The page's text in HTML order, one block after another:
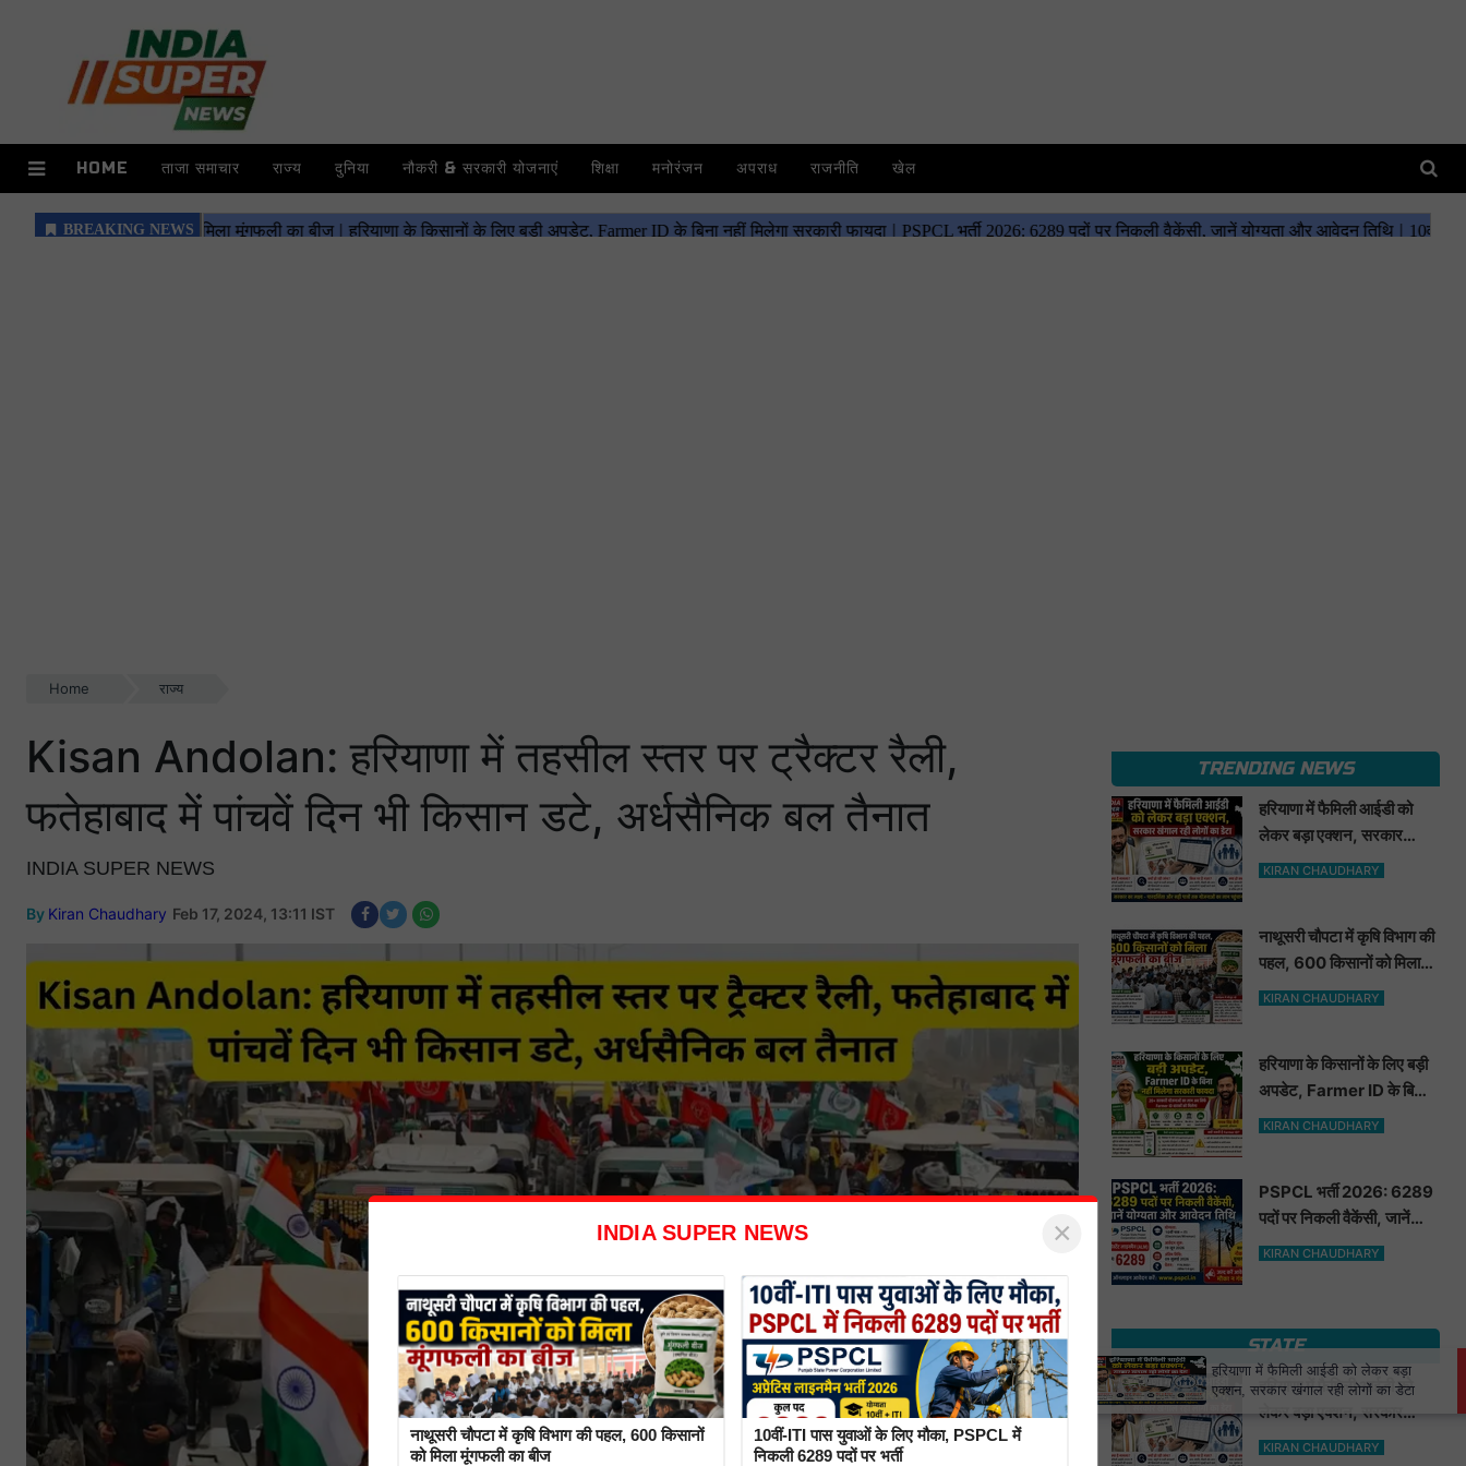
HOME ताजा समाचार राज्य दुनिया नौकरी & सरकारी योजनाएं शिक्षा मनोरंजन अपराध राजनीति खेल
Home राज्य
Kisan Andolan: हरियाणा में तहसील स्तर पर ट्रैक्टर रैली,
फतेहाबाद में पांचवें दिन भी किसान डटे, अर्धसैनिक बल तैनात
INDIA SUPER NEWS
By Kiran Chaudhary Feb 17, 2024, 13:11 IST
TRENDING NEWS
हरियाणा में फैमिली आईडी को
लेकर बड़ा एक्शन, सरकार
खंगाल रही लोगों का डेटा
KIRAN CHAUDHARY
नाथूसरी चौपटा में कृषि विभाग की
पहल, 600 किसानों को मिला
मूंगफली का बीज
KIRAN CHAUDHARY
हरियाणा के किसानों के लिए बड़ी
अपडेट, Farmer ID के बिना
नहीं मिलेगा सरकारी फायदा
KIRAN CHAUDHARY
PSPCL भर्ती 2026: 6289
पदों पर निकली वैकेंसी, जानें
योग्यता और आवेदन तिथि
KIRAN CHAUDHARY
STATE
हरियाणा में फैमिली आईडी को
लेकर बड़ा एक्शन, सरकार
खंगाल रही लोगों का डेटा
KIRAN CHAUDHARY
हरियाणा में फैमिली आईडी को लेकर बड़ा
एक्शन, सरकार खंगाल रही लोगों का डेटा
INDIA SUPER NEWS ×
नाथूसरी चौपटा में कृषि विभाग की पहल, 600 किसानों
को मिला मूंगफली का बीज
10वीं-ITI पास युवाओं के लिए मौका, PSPCL में
निकली 6289 पदों पर भर्ती